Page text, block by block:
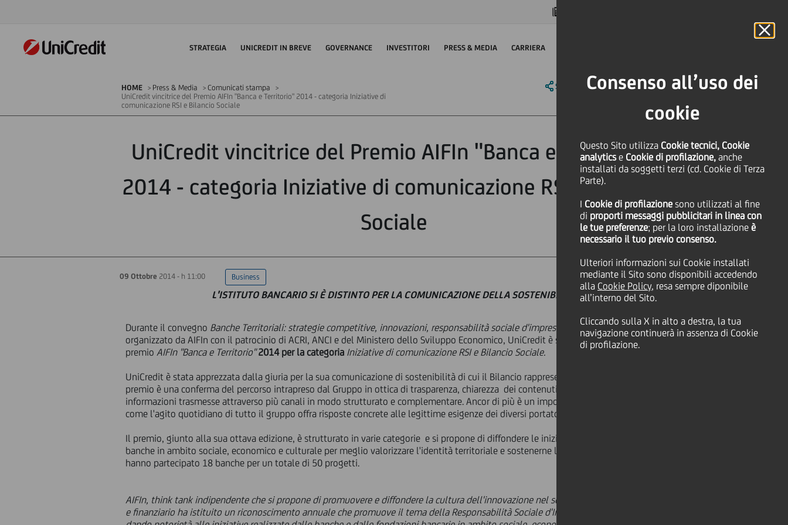
Consenso all’uso dei
cookie
Questo Sito utilizza Cookie tecnici, Cookie
analyticse Cookie di profilazione, anche
installati da soggetti terzi (cd. Cookie di Terza
Parte).
I Cookie di profilazione sono utilizzati al fine
di proporti messaggi pubblicitari in linea con
le tue preferenze; per la loro installazione è
necessario il tuo previo consenso.
Ulteriori informazioni sui Cookie installati
mediante il Sito sono disponibili accedendo
alla Cookie Policy, resa sempre diponibile
all’interno del Sito.
Cliccando sulla X in alto a destra, la tua
navigazione continuerà in assenza di Cookie
di profilazione.
STRATEGIA UNICREDIT IN BREVE GOVERNANCE INVESTITORI PRESS & MEDIA CARRIERA
HOME Press & Media
Comunicati stampa
UniCredit vincitrice del Premio AIFIn "Banca e Territorio" 2014 - categoria Iniziative di
comunicazione RSI e Bilancio Sociale
SHARE PRINT SEND
UniCredit vincitrice del Premio AIFIn "Banca e Territorio"
2014 - categoria Iniziative di comunicazione RSI e Bilancio
Sociale
09 Ottobre 2014 - h 11:00 Business
L'ISTITUTO BANCARIO SI È DISTINTO PER LA COMUNICAZIONE DELLA SOSTENIBILITÀ
Durante il convegno Banche Territoriali: strategie competitive, innovazioni, responsabilità sociale d'impresa ,
svoltosi ieri a Milano e
organizzato da AIFIn con il patrocinio di ACRI, ANCI e del Ministero dello Sviluppo Economico, UniCredit è stata nominata vincitrice del
premio AIFIn "Banca e Territorio"2014 per la categoria Iniziative di comunicazione RSI e Bilancio Sociale.
UniCredit è stata apprezzata dalla giuria per la sua comunicazione di sostenibilità di cui il Bilancio rappresenta il punto di sintesi. Il
premio è una conferma del percorso intrapreso dal Gruppo in ottica di trasparenza, chiarezza dei contenuti e completezza delle
informazioni trasmesse attraverso più canali in modo strutturato e complementare. Ancor di più è un importante riconoscimento di
come l'agito quotidiano di tutto il gruppo offra risposte concrete alle legittime esigenze dei diversi portatori d'interesse.
Il premio, giunto alla sua ottava edizione, è strutturato in varie categorie e si propone di diffondere le iniziative messe in atto dalle
banche in ambito sociale, economico e culturale per meglio valorizzare l'identità territoriale e sostenerne lo sviluppo. All'assegnazione
hanno partecipato 18 banche per un totale di 50 progetti.
AIFIn, think tank indipendente che si propone di promuovere e diffondere la cultura dell'innovazione nel settore bancario, assicurativo
e finanziario ha istituito un riconoscimento annuale che promuove il tema della Responsabilità Sociale d'Impresa nel settore bancario